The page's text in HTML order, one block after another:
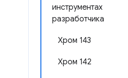
инструментах
разработчика
Хром 143
Хром 142